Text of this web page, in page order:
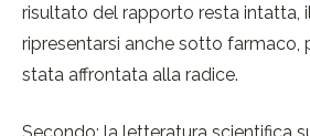
risultato del rapporto resta intatta,
ripresentarsi anche sotto farmaco,
stata affrontata alla radice.